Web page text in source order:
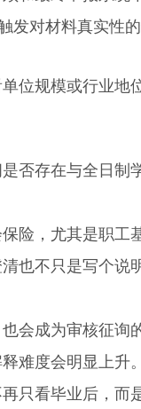
发对材料真实性的
位规模或行业地
否存在与全日制
险，尤其是职工
也不只是写个说
会成为审核征询
难度会明显上升。
只看毕业后，而